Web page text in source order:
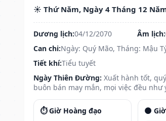
☀️ Thứ Năm, Ngày 4 Tháng 12
Dương lịch:04/12/2070 Âm lịch:
Can chi:Ngày: Quý Mão, Tháng: Mậu
Tiết khí:Tiểu tuyết
Ngày Thiên Đường: Xuất hành tốt,
buôn bán may mắn, mọi việc đều như
⏱️ Giờ Hoàng đạo 🌑